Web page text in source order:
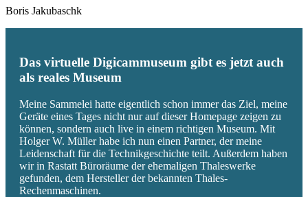
Boris Jakubaschk
Das virtuelle Digicammuseum gibt es jetzt auch
als reales Museum
Meine Sammelei hatte eigentlich schon immer das Ziel, meine
Geräte eines Tages nicht nur auf dieser Homepage zeigen zu
können, sondern auch live in einem richtigen Museum. Mit
Holger W. Müller habe ich nun einen Partner, der meine
Leidenschaft für die Technikgeschichte teilt. Außerdem haben
wir in Rastatt Büroräume der ehemaligen Thaleswerke
gefunden, dem Hersteller der bekannten Thales-
Rechenmaschinen.